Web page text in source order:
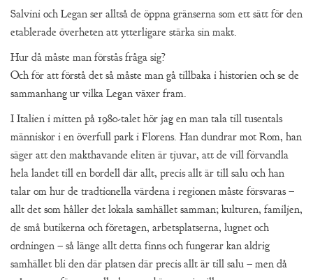
Salvini och Legan ser alltså de öppna gränserna som ett sätt för den
etablerade överheten att ytterligare stärka sin makt.
Hur då måste man förstås fråga sig?
Och för att förstå det så måste man gå tillbaka i historien och se de
sammanhang ur vilka Legan växer fram.
I Italien i mitten på 1980-talet hör jag en man tala till tusentals
människor i en överfull park i Florens. Han dundrar mot Rom, han
säger att den makthavande eliten är tjuvar, att de vill förvandla
hela landet till en bordell där allt, precis allt är till salu och han
talar om hur de tradtionella värdena i regionen måste försvaras –
allt det som håller det lokala samhället samman; kulturen, familjen,
de små butikerna och företagen, arbetsplatserna, lugnet och
ordningen – så länge allt detta finns och fungerar kan aldrig
samhället bli den där platsen där precis allt är till salu – men då